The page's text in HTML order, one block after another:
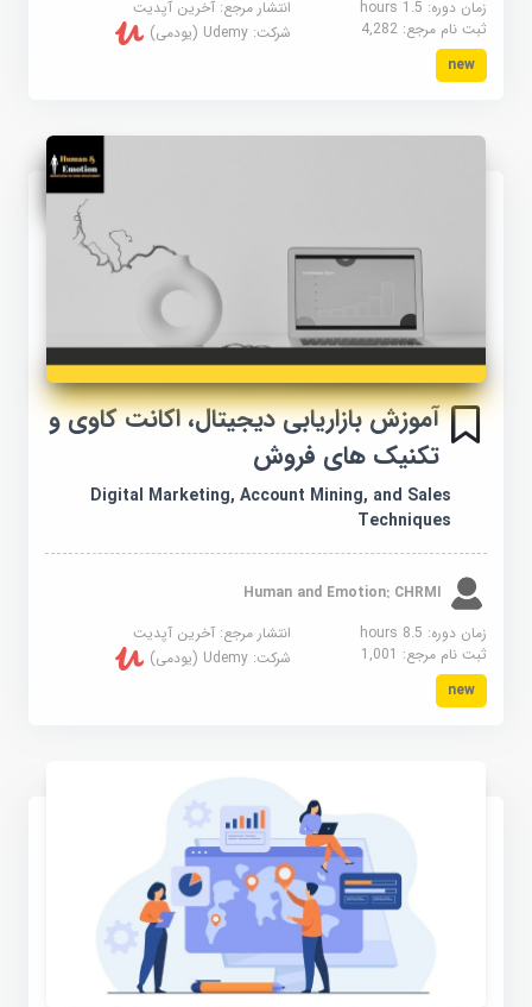
زمان دوره: 1.5 hours
انتشار مرجع:آخرین آپدیت
ثبت نام مرجع:4,282 شرکت:Udemy (یودمی)
new
آموزش بازاریابی دیجیتال، اکانت کاوی و
تکنیک های فروش
Digital Marketing, Account Mining, and Sales
Techniques
Human and Emotion: CHRMI
زمان دوره: 8.5 hours
انتشار مرجع:آخرین آپدیت
ثبت نام مرجع:1,001 شرکت:Udemy (یودمی)
new